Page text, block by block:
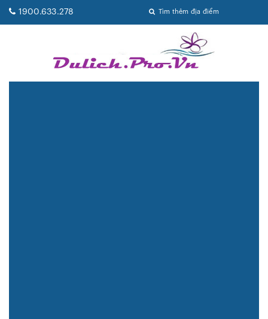
1900.633.278 Tìm thêm địa điểm